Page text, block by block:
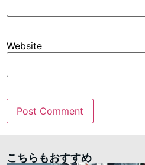
Website
こちらもおすすめ